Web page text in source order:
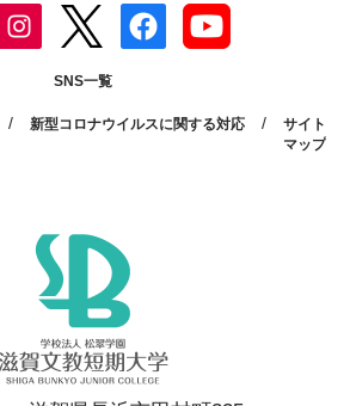
SNS一覧
/ 新型コロナウイルスに関する対応 /
サイト
マップ